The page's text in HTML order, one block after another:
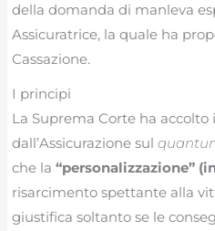
della domanda di manleva
Assicuratrice, la quale ha
Cassazione.
I principi
La Suprema Corte ha accolto
dall’Assicurazione sul
che la“personalizzazione”
risarcimento spettante alla
giustifica soltanto se le